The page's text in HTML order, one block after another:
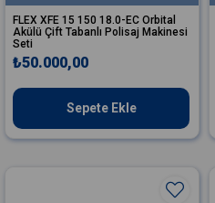
FLEX XFE 15 150 18.0-EC Orbital
Akülü Çift Tabanlı Polisaj Makinesi
Seti
₺50.000,00
Sepete Ekle